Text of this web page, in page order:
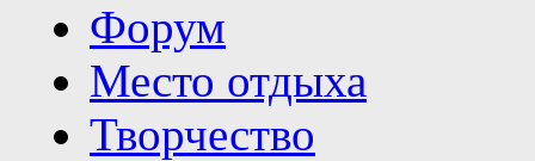
Форум
Место отдыха
Творчество